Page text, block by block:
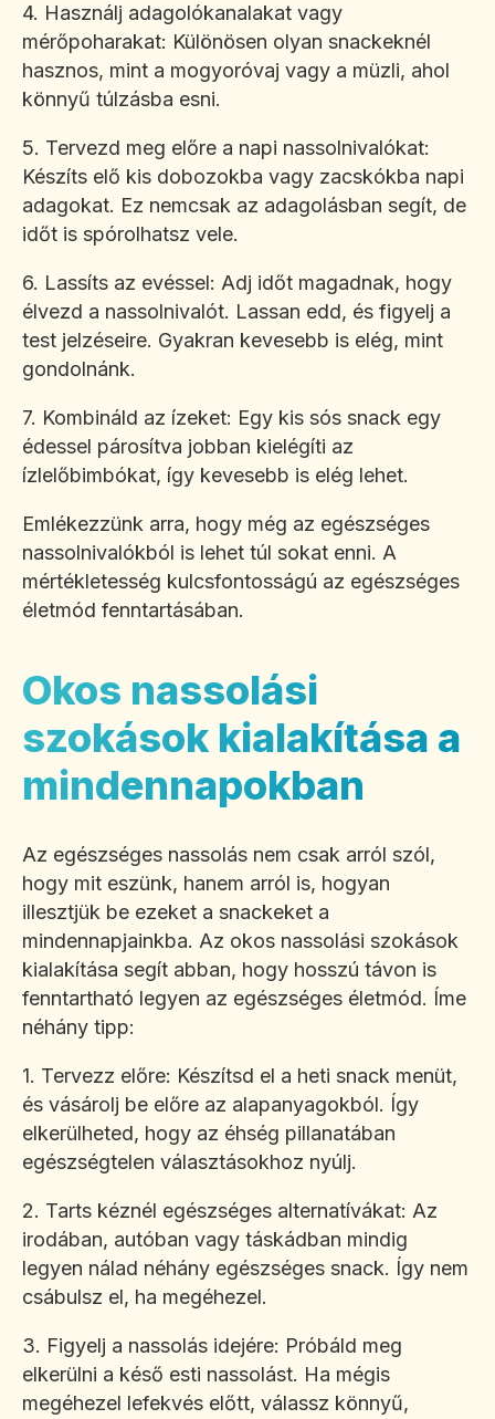
4. Használj adagolókanalakat vagy
mérőpoharakat: Különösen olyan snackeknél
hasznos, mint a mogyoróvaj vagy a müzli, ahol
könnyű túlzásba esni.
5. Tervezd meg előre a napi nassolnivalókat:
Készíts elő kis dobozokba vagy zacskókba napi
adagokat. Ez nemcsak az adagolásban segít, de
időt is spórolhatsz vele.
6. Lassíts az evéssel: Adj időt magadnak, hogy
élvezd a nassolnivalót. Lassan edd, és figyelj a
test jelzéseire. Gyakran kevesebb is elég, mint
gondolnánk.
7. Kombináld az ízeket: Egy kis sós snack egy
édessel párosítva jobban kielégíti az
ízlelőbimbókat, így kevesebb is elég lehet.
Emlékezzünk arra, hogy még az egészséges
nassolnivalókból is lehet túl sokat enni. A
mértékletesség kulcsfontosságú az egészséges
életmód fenntartásában.
Okos nassolási
szokások kialakítása a
mindennapokban
Az egészséges nassolás nem csak arról szól,
hogy mit eszünk, hanem arról is, hogyan
illesztjük be ezeket a snackeket a
mindennapjainkba. Az okos nassolási szokások
kialakítása segít abban, hogy hosszú távon is
fenntartható legyen az egészséges életmód. Íme
néhány tipp:
1. Tervezz előre: Készítsd el a heti snack menüt,
és vásárolj be előre az alapanyagokból. Így
elkerülheted, hogy az éhség pillanatában
egészségtelen választásokhoz nyúlj.
2. Tarts kéznél egészséges alternatívákat: Az
irodában, autóban vagy táskádban mindig
legyen nálad néhány egészséges snack. Így nem
csábulsz el, ha megéhezel.
3. Figyelj a nassolás idejére: Próbáld meg
elkerülni a késő esti nassolást. Ha mégis
megéhezel lefekvés előtt, válassz könnyű,